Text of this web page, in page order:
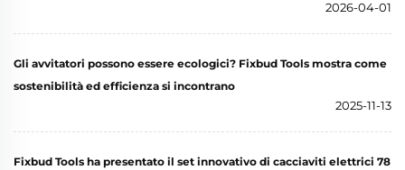
2026-04-01
Gli avvitatori possono essere ecologici? Fixbud Tools mostra come
sostenibilità ed efficienza si incontrano
2025-11-13
Fixbud Tools ha presentato il set innovativo di cacciaviti elettrici 78